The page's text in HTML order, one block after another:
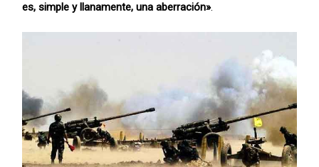
es, simple y llanamente, una aberración».